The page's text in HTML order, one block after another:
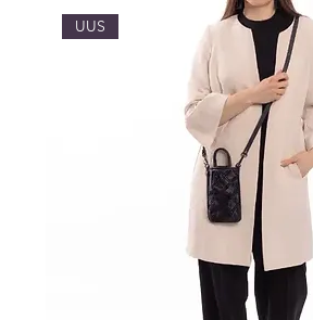
UUS